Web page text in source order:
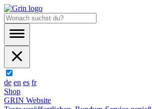
de en es fr
Shop
GRIN Website